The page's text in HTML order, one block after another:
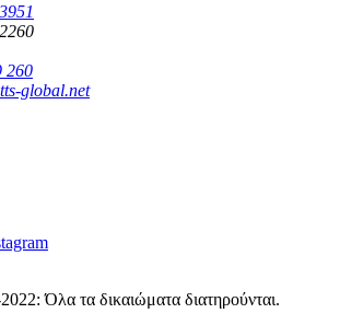
260
global.net
Όλα τα δικαιώματα διατηρούνται.